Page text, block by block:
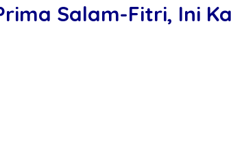
Salam-Fitri, Ini